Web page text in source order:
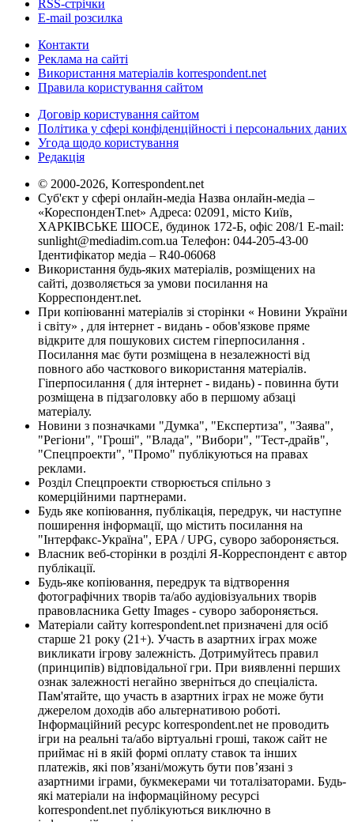
RSS-стрічки
E-mail розсилка
Контакти
Реклама на сайті
Використання матеріалів korrespondent.net
Правила користування сайтом
Договір користування сайтом
Політика у сфері конфіденційності і персональних даних
Угода щодо користування
Редакція
© 2000-2026, Korrespondent.net
Суб'єкт у сфері онлайн-медіа Назва онлайн-медіа –
«КореспонденТ.net» Адреса: 02091, місто Київ,
ХАРКІВСЬКЕ ШОСЕ, будинок 172-Б, офіс 208/1 E-mail:
sunlight@mediadim.com.ua Телефон: 044-205-43-00
Ідентифікатор медіа – R40-06068
Використання будь-яких матеріалів, розміщених на
сайті, дозволяється за умови посилання на
Корреспондент.net.
При копіюванні матеріалів зі сторінки « Новини України
і світу» , для інтернет - видань - обов'язкове пряме
відкрите для пошукових систем гіперпосилання .
Посилання має бути розміщена в незалежності від
повного або часткового використання матеріалів.
Гіперпосилання ( для інтернет - видань) - повинна бути
розміщена в підзаголовку або в першому абзаці
матеріалу.
Новини з позначками "Думка", "Експертиза", "Заява",
"Регіони", "Гроші", "Влада", "Вибори", "Тест-драйв",
"Спецпроекти", "Промо" публікуються на правах
реклами.
Розділ Спецпроекти створюється спільно з
комерційними партнерами.
Будь яке копіювання, публікація, передрук, чи наступне
поширення інформації, що містить посилання на
"Інтерфакс-Україна", EPA / UPG, суворо забороняється.
Власник веб-сторінки в розділі Я-Корреспондент є автор
публікації.
Будь-яке копіювання, передрук та відтворення
фотографічних творів та/або аудіовізуальних творів
правовласника Getty Images - суворо забороняється.
Матеріали сайту korrespondent.net призначені для осіб
старше 21 року (21+). Участь в азартних іграх може
викликати ігрову залежність. Дотримуйтесь правил
(принципів) відповідальної гри. При виявленні перших
ознак залежності негайно зверніться до спеціаліста.
Пам'ятайте, що участь в азартних іграх не може бути
джерелом доходів або альтернативою роботі.
Інформаційний ресурс korrespondent.net не проводить
ігри на реальні та/або віртуальні гроші, також сайт не
приймає ні в якій формі оплату ставок та інших
платежів, які пов’язані/можуть бути пов’язані з
азартними іграми, букмекерами чи тоталізаторами. Будь-
які матеріали на інформаційному ресурсі
korrespondent.net публікуються виключно в